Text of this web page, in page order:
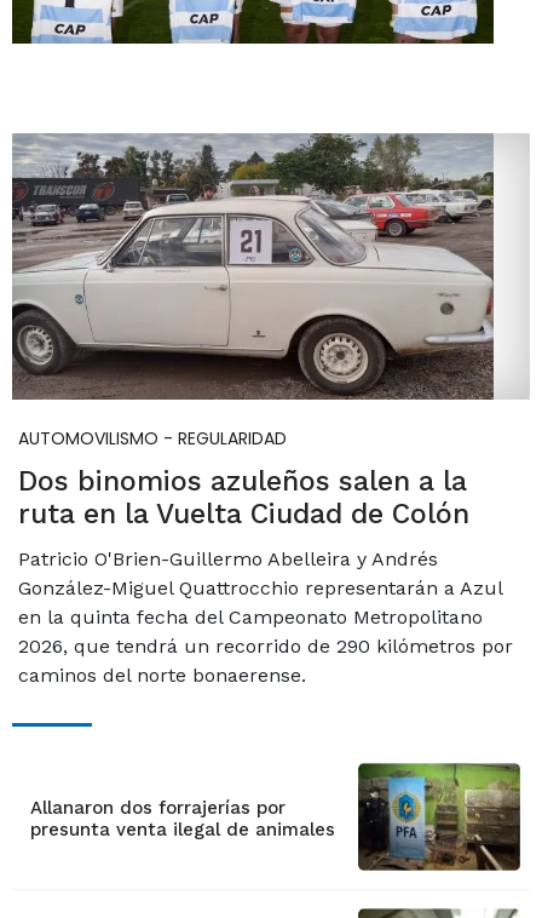
AUTOMOVILISMO - REGULARIDAD
Dos binomios azuleños salen a la
ruta en la Vuelta Ciudad de Colón
Patricio O'Brien-Guillermo Abelleira y Andrés
González-Miguel Quattrocchio representarán a Azul
en la quinta fecha del Campeonato Metropolitano
2026, que tendrá un recorrido de 290 kilómetros por
caminos del norte bonaerense.
Allanaron dos forrajerías por
presunta venta ilegal de animales